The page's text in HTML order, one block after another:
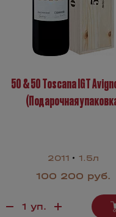
50 & 50 Toscana IGT
(Подарочная
2011 1.5л
100 200 руб.